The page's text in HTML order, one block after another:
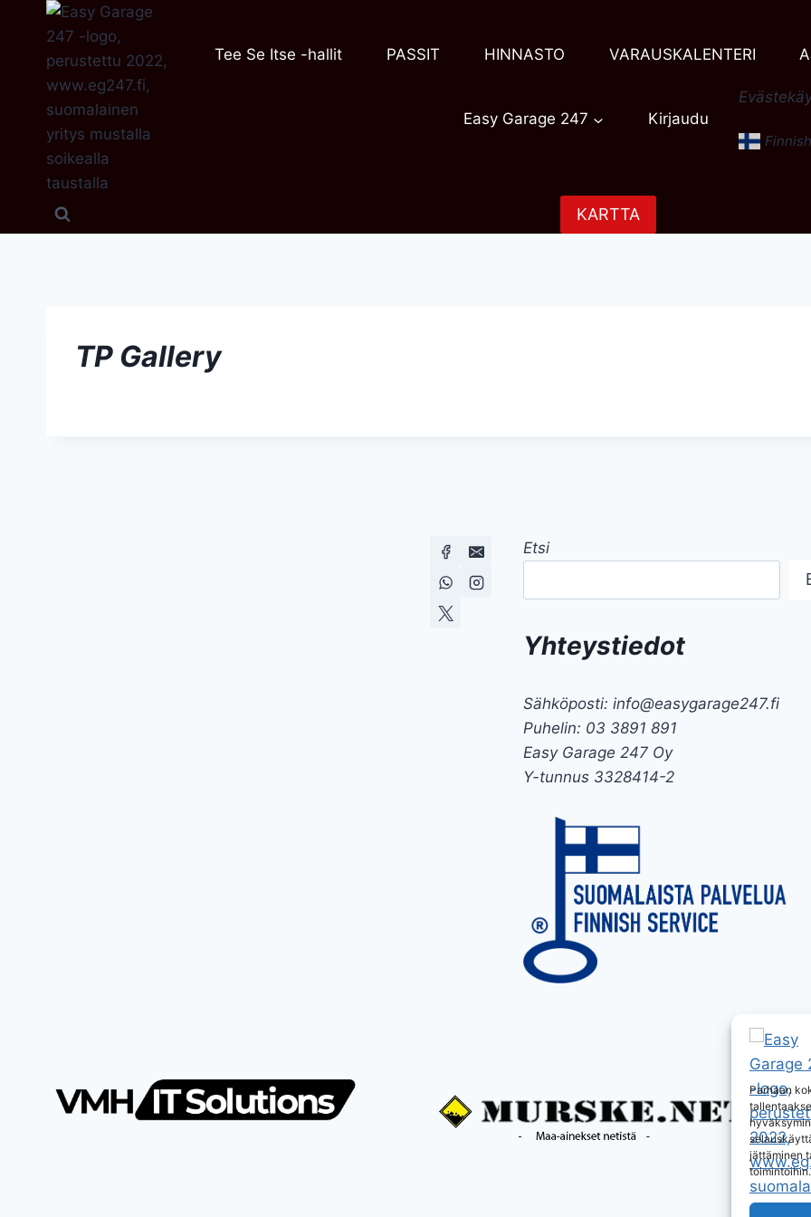
Parhaan
jättäminen
toimintoihin.
sisältöön
Tee Se Itse -hallit
PASSIT HINNASTO VARAUSKALENTERI
Easy Garage 247 Kirjaudu
Finnish
KARTTA
TP Gallery
Etsi
Yhteystiedot
Sähköposti: info@easygarage247.fi
Puhelin: 03 3891 891
Easy Garage 247 Oy
Y-tunnus 3328414-2